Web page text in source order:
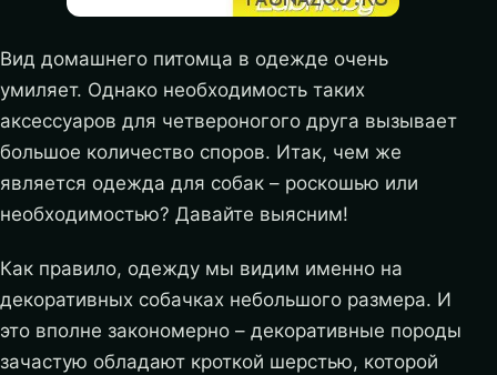
Вид домашнего питомца в одежде очень
умиляет. Однако необходимость таких
аксессуаров для четвероногого друга вызывает
большое количество споров. Итак, чем же
является одежда для собак – роскошью или
необходимостью? Давайте выясним!
Как правило, одежду мы видим именно на
декоративных собачках небольшого размера. И
это вполне закономерно – декоративные породы
зачастую обладают кроткой шерстью, которой